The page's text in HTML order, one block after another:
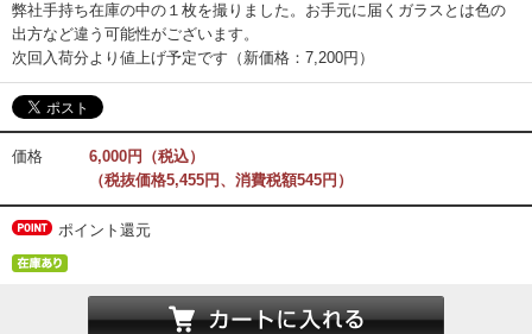
弊社手持ち在庫の中の１枚を撮りました。お手元に届くガラスとは色の
出方など違う可能性がございます。
次回入荷分より値上げ予定です（新価格：7,200円）
価格
6,000円（税込）
（税抜価格5,455円、消費税額545円）
ポイント還元